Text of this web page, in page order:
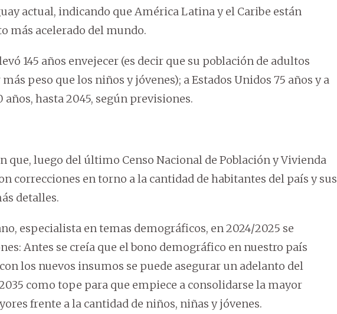
actual, indicando que América Latina y el Caribe están
más acelerado del mundo.
145 años envejecer (es decir que su población de adultos
peso que los niños y jóvenes); a Estados Unidos 75 años y a
hasta 2045, según previsiones.
que, luego del último Censo Nacional de Población y Vivienda
correcciones en torno a la cantidad de habitantes del país y sus
detalles.
especialista en temas demográficos, en 2024/2025 se
Antes se creía que el bono demográfico en nuestro país
los nuevos insumos se puede asegurar un adelanto del
como tope para que empiece a consolidarse la mayor
frente a la cantidad de niños, niñas y jóvenes.